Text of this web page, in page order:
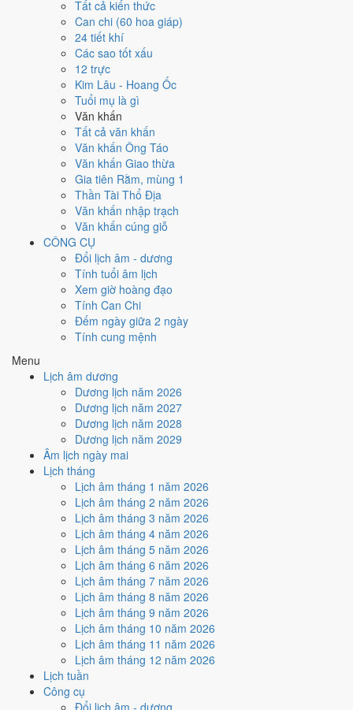
Tất cả kiến thức
Can chi (60 hoa giáp)
24 tiết khí
Các sao tốt xấu
12 trực
Kim Lâu - Hoang Ốc
Tuổi mụ là gì
Văn khấn
Tất cả văn khấn
Văn khấn Ông Táo
Văn khấn Giao thừa
Gia tiên Rằm, mùng 1
Thần Tài Thổ Địa
Văn khấn nhập trạch
Văn khấn cúng giỗ
CÔNG CỤ
Đổi lịch âm - dương
Tính tuổi âm lịch
Xem giờ hoàng đạo
Tính Can Chi
Đếm ngày giữa 2 ngày
Tính cung mệnh
Menu
Lịch âm dương
Dương lịch năm 2026
Dương lịch năm 2027
Dương lịch năm 2028
Dương lịch năm 2029
Âm lịch ngày mai
Lịch tháng
Lịch âm tháng 1 năm 2026
Lịch âm tháng 2 năm 2026
Lịch âm tháng 3 năm 2026
Lịch âm tháng 4 năm 2026
Lịch âm tháng 5 năm 2026
Lịch âm tháng 6 năm 2026
Lịch âm tháng 7 năm 2026
Lịch âm tháng 8 năm 2026
Lịch âm tháng 9 năm 2026
Lịch âm tháng 10 năm 2026
Lịch âm tháng 11 năm 2026
Lịch âm tháng 12 năm 2026
Lịch tuần
Công cụ
Đổi lịch âm - dương
Ngày 3/9/2026 tốt hay xấu cho
việc gì?
Ngày 3/9/2026 đạt9.0/10
nhà - tu tạo (10/10), thấp nhất làCắt tóc - tỉa móng (4/10)
Thành (ngày thành tựu - đại cát, tốt cho mọi việc) và gặp Sao Kim Quỹ
hoàng đạo nên điểm từng việc chênh nhau như bảng dưới.
Cưới hỏi - đính hôn
Rất tốt
Cưới hỏi - đính hôn hôm nay ở
Thành và Ngày Hoàng Đạo
Cách tính ngày tốt
Khai trương - mở cửa hàng
9 /10Rất tốt
Khai trương - mở cửa hàng hôm nay ở
Trực Thành và Ngày Hoàng Đạo
Cách tính ngày tốt
Ký hợp đồng - giao ước
Rất tốt
Ký hợp đồng - giao ước hôm nay ở
Trực Thành và Ngày Hoàng Đạo
Cách tính ngày tốt
Động thổ - khởi công
Rất tốt
Động thổ - khởi công hôm nay ở
Trực Thành và Ngày Hoàng Đạo
Cách tính ngày tốt
Nhập trạch - vào nhà mới
Rất tốt
Nhập trạch - vào nhà mới hôm nay ở
Trực Thành và Ngày Hoàng Đạo
Cách tính ngày tốt
Mua xe - tậu xe
Rất tốt
Mua xe - tậu xe hôm nay ởmức rất tốt (9/10)
Thành và Ngày Hoàng Đạo.
Cách tính ngày tốt
Xuất hành - đi xa
9
/10Rất tốt
Xuất hành - đi xa hôm nay ở
Thành và Ngày Hoàng Đạo